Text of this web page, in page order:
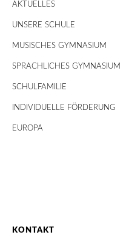
AKTUELLES
UNSERE SCHULE
MUSISCHES GYMNASIUM
SPRACHLICHES GYMNASIUM
SCHULFAMILIE
INDIVIDUELLE FÖRDERUNG
EUROPA
KONTAKT